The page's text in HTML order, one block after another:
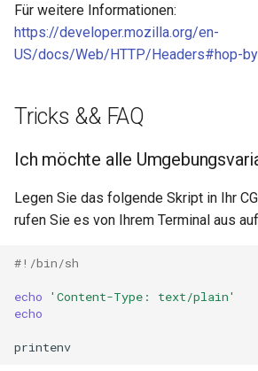
Für weitere Informationen:
https://developer.mozilla.org/en-
US/docs/Web/HTTP/Headers#hop-
Tricks && FAQ
Ich möchte alle
Legen Sie das folgende Skript in Ihr
rufen Sie es von Ihrem Terminal aus
#!/bin/sh
echo
'Content-Type: text/plain'
echo